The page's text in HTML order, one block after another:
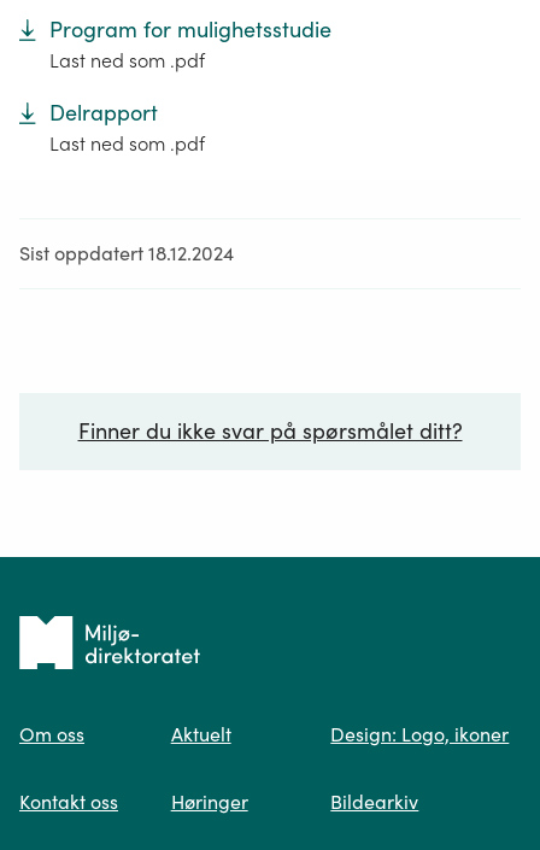
Program for mulighetsstudie
Last ned som .pdf
Delrapport
Last ned som .pdf
Sist oppdatert 18.12.2024
Finner du ikke svar på spørsmålet ditt?
Spør oss
Tilbake
forsiden
Om oss
Kontakt oss
Aktuelt
Høringer
Design: Logo, ikoner
Bildearkiv